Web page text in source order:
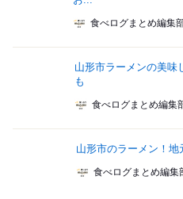
食べログまとめ編集
山形市ラーメンの美味
も
食べログまとめ編集
山形市のラーメン！
食べログまとめ編集